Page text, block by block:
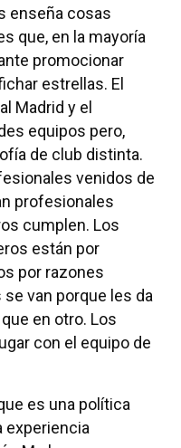
enseña cosas
que, en la mayoría
promocionar
estrellas. El
Madrid y el
equipos pero,
de club distinta.
venidos de
profesionales
cumplen. Los
están por
por razones
van porque les da
en otro. Los
con el equipo de
es una política
experiencia